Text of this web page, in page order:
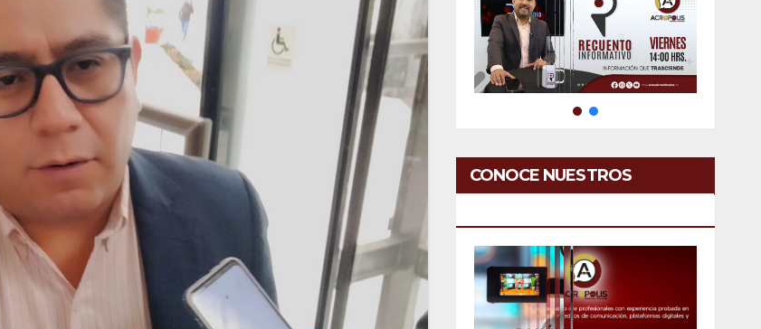
CONOCE NUESTROS